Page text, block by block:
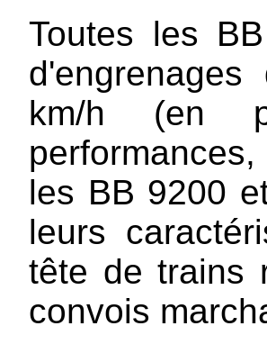
Toutes les
km/h (en
les BB 9200
leurs
tête de trains
convois